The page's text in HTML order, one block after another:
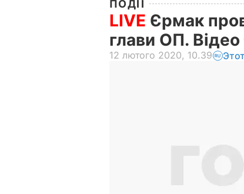
ПОДІЇ
LIVE Єрмак
глави ОП. Відео
12 лютого 2020, 10.39